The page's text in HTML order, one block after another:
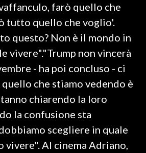
farò quello che
tutto quello che voglio'.
questo? Non è il mondo in
vivere"."Trump non vincerà
- ha poi concluso - ci
che stiamo vedendo è
chiarendo la loro
la confusione sta
scegliere in quale
vivere". Al cinema Adriano,